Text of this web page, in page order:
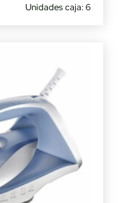
Unidades caja: 6